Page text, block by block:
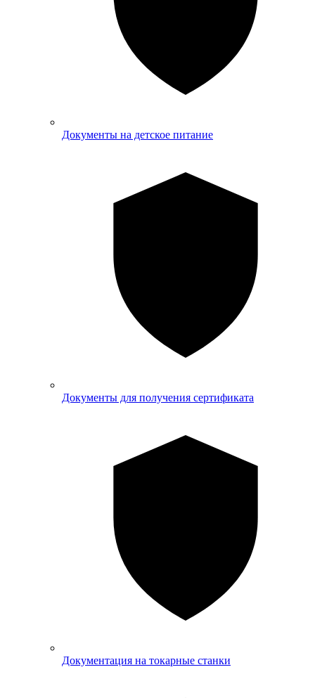
Документы на детское питание
Документы для получения сертификата
Документация на токарные станки